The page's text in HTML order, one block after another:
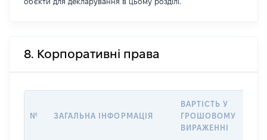
8. Корпоративні права
№ ЗАГАЛЬНА ІНФОРМАЦІЯ
ВАРТІСТЬ У
ГРОШОВОМУ
ВИРАЖЕННІ